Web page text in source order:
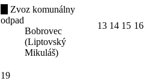
Zvoz komunálny
odpad
Bobrovec
(Liptovský
Mikuláš)
13 14 15 16
19